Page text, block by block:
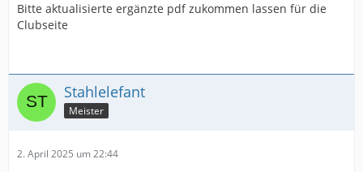
Bitte aktualisierte ergänzte pdf zukommen lassen für die
Clubseite
Stahlelefant
Meister
2. April 2025 um 22:44